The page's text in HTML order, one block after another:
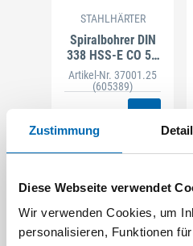
Zustimmung
Diese Webseite verwendet
Wir verwenden Cookies, um
personalisieren, Funktionen
STAHLHÄRTER
Spiralbohrer DIN
338 HSS-E CO 5%
2,5 mm
Artikel-Nr. 37001.25
(605389)